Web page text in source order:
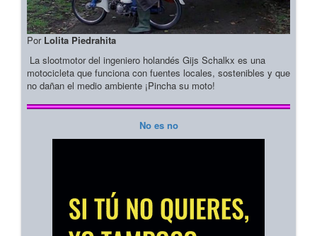
Por Lolita Piedrahita
La slootmotor del ingeniero holandés Gijs Schalkx es una
motocicleta que funciona con fuentes locales, sostenibles y que
no dañan el medio ambiente ¡Pincha su moto!
No es no